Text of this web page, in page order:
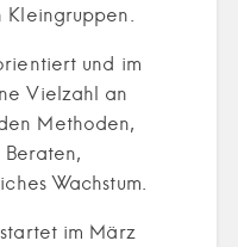
und im
Vielzahl an
Methoden,
Beraten,
Wachstum.
im März